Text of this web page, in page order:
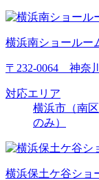
横浜南ショールー
〒232-0064 神奈
対応エリア
横浜市（南
のみ）
横浜保土ケ谷ショ